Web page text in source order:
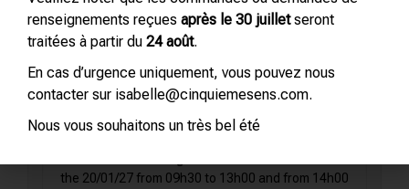
Venue
PARIS – 18 rue de Monttessuy 75007 PARIS
France
the 20/01/27 from 09h30 to 13h00 and from 14h00
renseignements reçues après le 30 juilletseront
traitées à partir du 24 août.
En cas d’urgence uniquement, vous pouvez nous
contacter sur isabelle@cinquiemesens.com.
Nous vous souhaitons un très bel été